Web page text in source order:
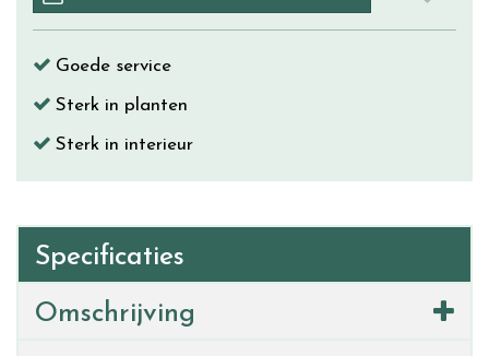
Goede service
Sterk in planten
Sterk in interieur
Specificaties
Omschrijving